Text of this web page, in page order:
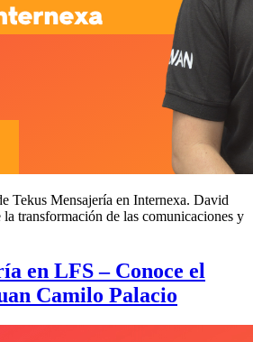
Tekus Mensajería en Internexa. David
transformación de las comunicaciones y
en LFS – Conoce el
Camilo Palacio